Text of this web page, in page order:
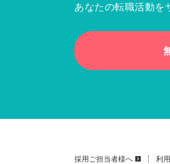
あなたの転職活動を
採用ご担当者様へ 利